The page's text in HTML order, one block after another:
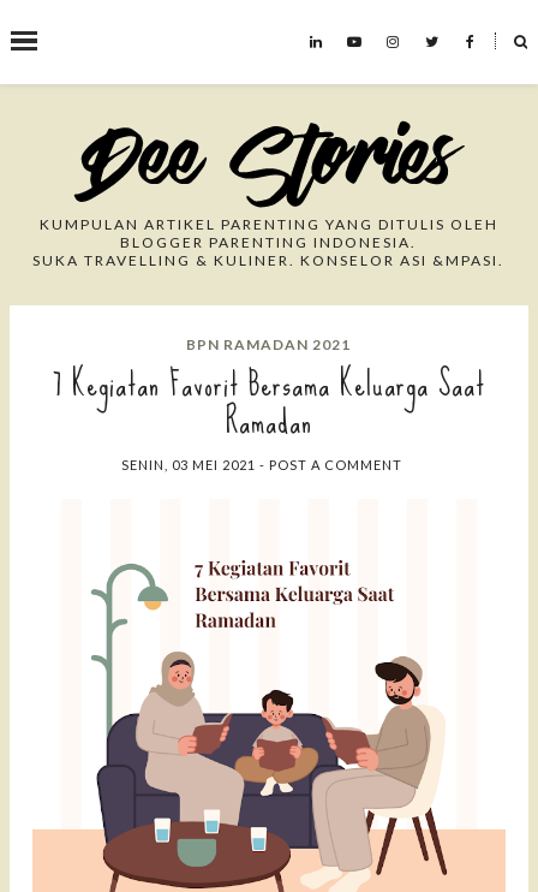
˟
Search This Blog
KUMPULAN ARTIKEL PARENTING YANG DITULIS OLEH
BLOGGER PARENTING INDONESIA.
SUKA TRAVELLING & KULINER. KONSELOR ASI &MPASI.
BPN RAMADAN 2021
7 Kegiatan Favorit Bersama Keluarga Saat
Ramadan
SENIN, 03 MEI 2021- POST A COMMENT